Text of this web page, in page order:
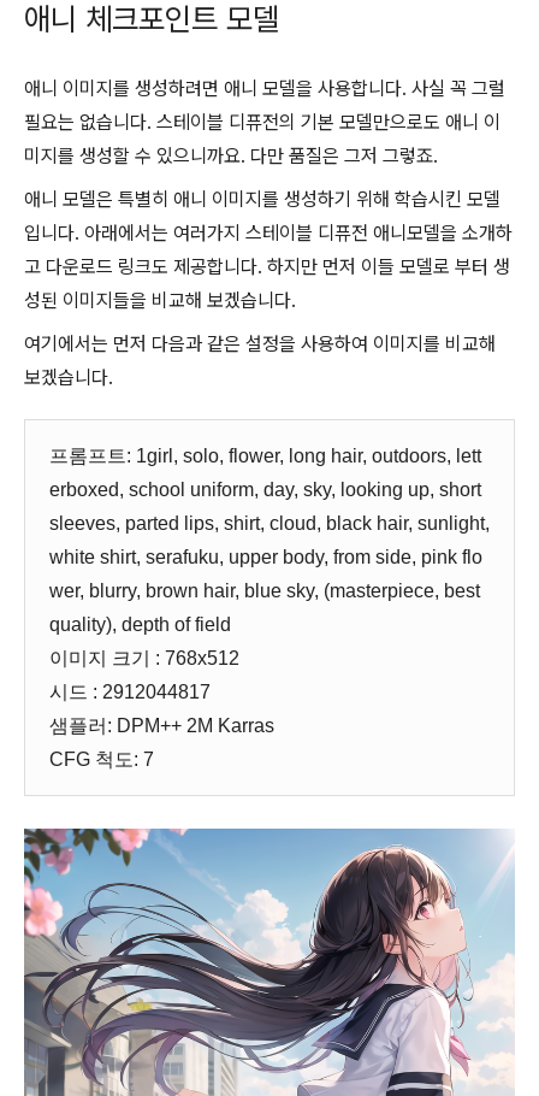
애니 체크포인트 모델
애니 이미지를 생성하려면 애니 모델을 사용합니다. 사실 꼭 그럴
필요는 없습니다. 스테이블 디퓨전의 기본 모델만으로도 애니 이
미지를 생성할 수 있으니까요. 다만 품질은 그저 그렇죠.
애니 모델은 특별히 애니 이미지를 생성하기 위해 학습시킨 모델
입니다. 아래에서는 여러가지 스테이블 디퓨전 애니모델을 소개하
고 다운로드 링크도 제공합니다. 하지만 먼저 이들 모델로 부터 생
성된 이미지들을 비교해 보겠습니다.
여기에서는 먼저 다음과 같은 설정을 사용하여 이미지를 비교해
보겠습니다.
프롬프트: 1girl, solo, flower, long hair, outdoors, lett
erboxed, school uniform, day, sky, looking up, short
sleeves, parted lips, shirt, cloud, black hair, sunlight,
white shirt, serafuku, upper body, from side, pink flo
wer, blurry, brown hair, blue sky, (masterpiece, best
quality), depth of field
이미지 크기 : 768x512
시드 : 2912044817
샘플러: DPM++ 2M Karras
CFG 척도: 7